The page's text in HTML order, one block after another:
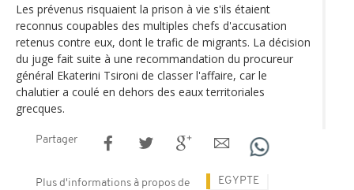
Les prévenus risquaient la prison à vie s'ils étaient
reconnus coupables des multiples chefs d'accusation
retenus contre eux, dont le trafic de migrants. La décision
du juge fait suite à une recommandation du procureur
général Ekaterini Tsironi de classer l'affaire, car le
chalutier a coulé en dehors des eaux territoriales
grecques.
Partager
Plus d'informations à propos de EGYPTE